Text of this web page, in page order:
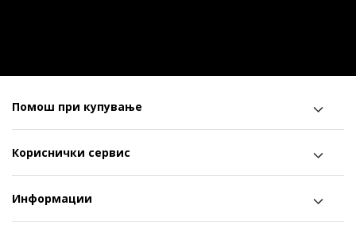
Помош при купување
Кориснички сервис
Информации